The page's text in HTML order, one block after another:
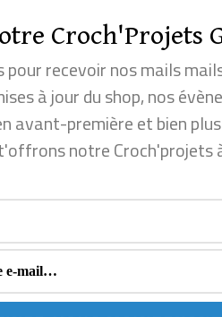
Croch'Projets
pour recevoir nos mails
à jour du shop, nos
avant-première et bien
notre Croch'projets